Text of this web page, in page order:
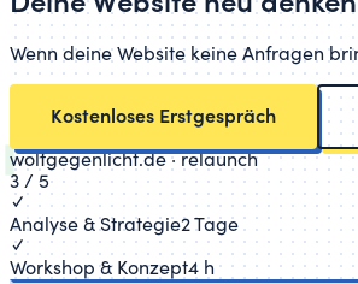
Wenn deine Website keine Anfragen
Kostenloses Erstgespräch
wolfgegenlicht.de ·relaunch
3 / 5
✓
Analyse & Strategie2 Tage
✓
Workshop & Konzept4 h